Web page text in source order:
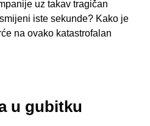
uz takav tragičan
iste sekunde? Kako je
na ovako katastrofalan
u gubitku